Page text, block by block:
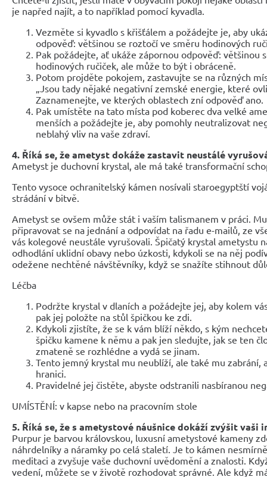
je napřed najít, a to například pomocí kyvadla.
Vezměte si kyvadlo s křišťálem a požádejte je, aby
odpověď: většinou se roztočí ve směru hodinových
Pak požádejte, ať ukáže zápornou odpověď: většinou
hodinových ručiček, ale může to být i obráceně.
Potom projděte pokojem, zastavujte se na různých
„Jsou tady nějaké negativní zemské energie, které
Zaznamenejte, ve kterých oblastech zní odpověď ano.
Pak umístěte na tato místa pod koberec dva velké
menších a požádejte je, aby pomohly neutralizovat
neblahý vliv na vaše zdraví.
4. Říká se, že ametyst dokáže zastavit neustálé
Ametyst je duchovní krystal, ale má také transformační
Tento vysoce ochranitelský kámen nosívali staroegyptští
strádání v bitvě.
Ametyst se ovšem může stát i vaším talismanem v práci.
připravovat se na jednání a odpovídat na řadu e-mailů, ze
vás kolegové neustále vyrušovali. Špičatý krystal ametystu
odhodlání uklidní obavy nebo úzkosti, kdykoli se na něj
odežene nechtěné návštěvníky, když se snažíte stihnout
Léčba
Podržte krystal v dlaních a požádejte jej, aby kolem
pak jej položte na stůl špičkou ke zdi.
Kdykoli zjistíte, že se k vám blíží někdo, s kým
špičku kamene k němu a pak jen sledujte, jak se ten
zmateně se rozhlédne a vydá se jinam.
Tento jemný krystal mu neublíží, ale také mu zabrání,
hranici.
Pravidelné jej čistěte, abyste odstranili nasbíranou
UMÍSTĚNÍ: v kapse nebo na pracovním stole
5. Říká se, že s ametystové náušnice dokáží zvýšit vaši
Purpur je barvou královskou, luxusní ametystové kameny
náhrdelníky a náramky po celá staletí. Je to kámen
meditaci a zvyšuje vaše duchovní uvědomění a znalosti.
vedení, můžete se v životě rozhodovat správné. Ale když